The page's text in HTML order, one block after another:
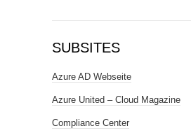
SUBSITES
Azure AD Webseite
Azure United – Cloud Magazine
Compliance Center